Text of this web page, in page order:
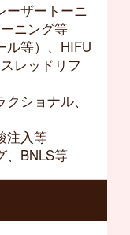
ーザートーニ
ニング等
ル等）、HIFU
レッドリフ
ショナル、
注入等
、BNLS等